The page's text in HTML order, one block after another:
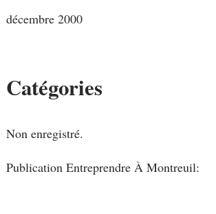
décembre 2000
Catégories
Non enregistré.
Publication Entreprendre À Montreuil: